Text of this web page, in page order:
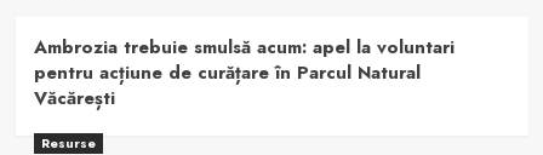
Ambrozia trebuie smulsă acum: apel la voluntari
pentru acțiune de curățare în Parcul Natural
Văcărești
Resurse